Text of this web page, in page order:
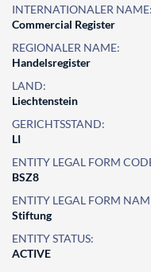
INTERNATIONALER NAME:
Commercial Register
REGIONALER NAME:
Handelsregister
LAND:
Liechtenstein
GERICHTSSTAND:
LI
ENTITY LEGAL FORM
BSZ8
ENTITY LEGAL FORM
Stiftung
ENTITY STATUS:
ACTIVE